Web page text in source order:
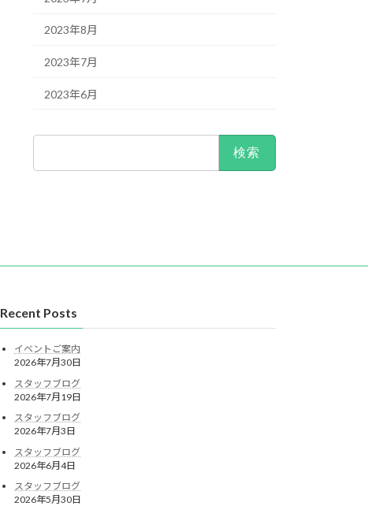
2023年8月
2023年7月
2023年6月
Recent Posts
イベントご案内
2026年7月30日
スタッフブログ
2026年7月19日
スタッフブログ
2026年7月3日
スタッフブログ
2026年6月4日
スタッフブログ
2026年5月30日